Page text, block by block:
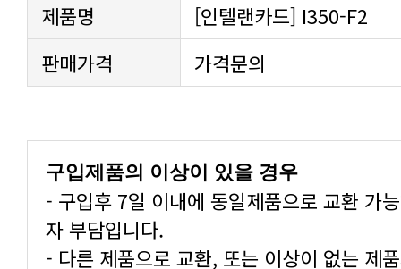
제품명
[인텔랜카드] I350-F2
판매가격
가격문의
구입제품의 이상이 있을 경우
자 부담입니다.